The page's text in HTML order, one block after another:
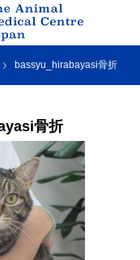
bassyu_hirabayasi骨折
骨折